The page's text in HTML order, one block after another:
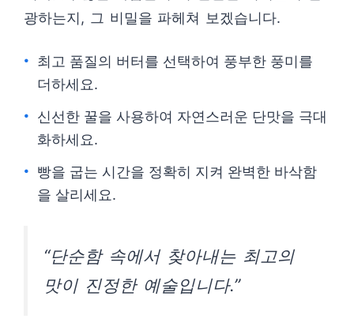
광하는지, 그 비밀을 파헤쳐 보겠습니다.
최고 품질의 버터를 선택하여 풍부한 풍미를
더하세요.
신선한 꿀을 사용하여 자연스러운 단맛을 극대
화하세요.
빵을 굽는 시간을 정확히 지켜 완벽한 바삭함
을 살리세요.
“단순함 속에서 찾아내는 최고의
맛이 진정한 예술입니다.”